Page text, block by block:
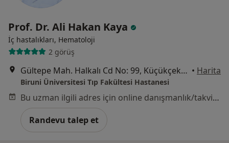
Prof. Dr. Ali Hakan Kaya
İç hastalıkları, Hematoloji
2 görüş
Gültepe Mah. Halkalı Cd No: 99, Küçükçekmece • Harita
Biruni Üniversitesi Tıp Fakültesi Hastanesi
Bu uzman ilgili adres için online danışmanlık/takvim sunmuyor.
Randevu talep et